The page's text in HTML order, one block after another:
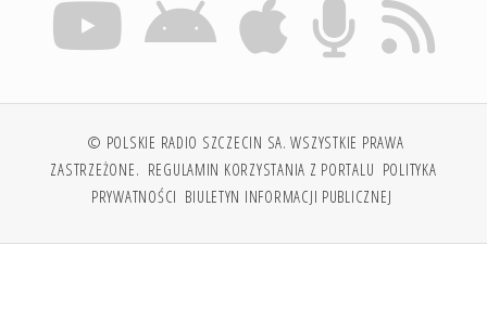
© POLSKIE RADIO SZCZECIN SA. WSZYSTKIE PRAWA
ZASTRZEŻONE. REGULAMIN KORZYSTANIA Z PORTALU POLITYKA
PRYWATNOŚCI BIULETYN INFORMACJI PUBLICZNEJ